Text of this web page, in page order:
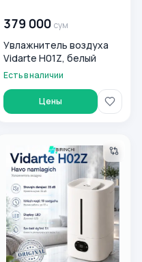
379 000 сум
Увлажнитель воздуха
Vidarte H01Z, белый
Есть в наличии
Цены
Белый
Увлажнитель воздуха